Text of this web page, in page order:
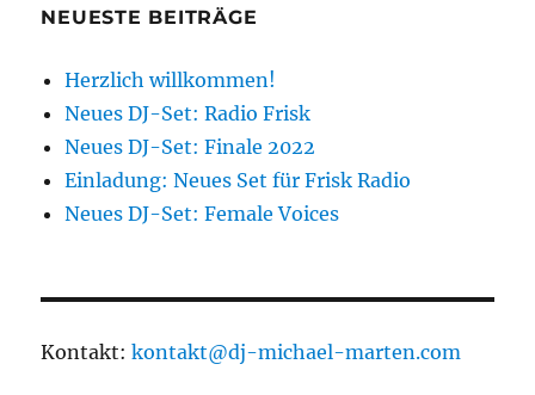
NEUESTE BEITRÄGE
Herzlich willkommen!
Neues DJ-Set: Radio Frisk
Neues DJ-Set: Finale 2022
Einladung: Neues Set für Frisk Radio
Neues DJ-Set: Female Voices
Kontakt:kontakt@dj-michael-marten.com